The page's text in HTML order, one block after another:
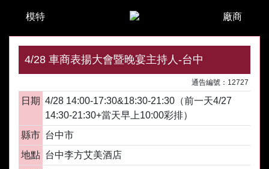
模特 廠商
4/28 車商表揚大會暨晚宴主持人-台中
通告編號：12727
日期 4/28 14:00-17:30&18:30-21:30（前一天4/27
14:30-21:30+當天早上10:00彩排）
縣市 台中市
地點 台中李方艾美酒店